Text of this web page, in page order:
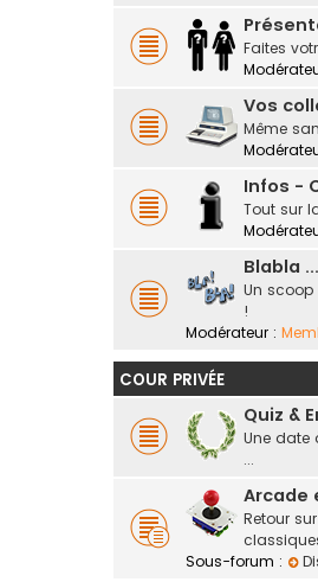
Faites
Vos
Même
Infos -
Tout sur
Blabla
Un scoop
!
Modérateur :
COUR PRIVÉE
Quiz &
Une date
...
Arcade
Retour
Sous-forum :